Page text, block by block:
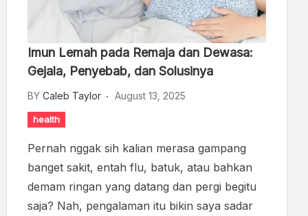
Imun Lemah pada Remaja dan Dewasa:
Gejala, Penyebab, dan Solusinya
BY Caleb Taylor August 13, 2025
health
Pernah nggak sih kalian merasa gampang
banget sakit, entah flu, batuk, atau bahkan
demam ringan yang datang dan pergi begitu
saja? Nah, pengalaman itu bikin saya sadar